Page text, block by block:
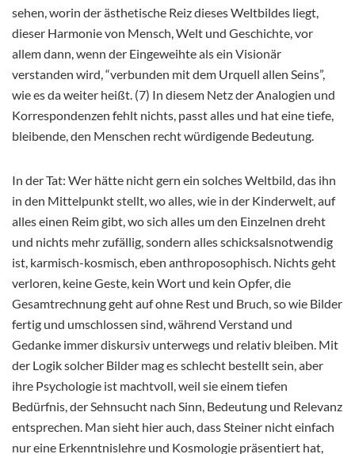
sehen, worin der ästhetische Reiz dieses Weltbildes liegt,
dieser Harmonie von Mensch, Welt und Geschichte, vor
allem dann, wenn der Eingeweihte als ein Visionär
verstanden wird, “verbunden mit dem Urquell allen Seins”,
wie es da weiter heißt. (7) In diesem Netz der Analogien und
Korrespondenzen fehlt nichts, passt alles und hat eine tiefe,
bleibende, den Menschen recht würdigende Bedeutung.
In der Tat: Wer hätte nicht gern ein solches Weltbild, das ihn
in den Mittelpunkt stellt, wo alles, wie in der Kinderwelt, auf
alles einen Reim gibt, wo sich alles um den Einzelnen dreht
und nichts mehr zufällig, sondern alles schicksalsnotwendig
ist, karmisch-kosmisch, eben anthroposophisch. Nichts geht
verloren, keine Geste, kein Wort und kein Opfer, die
Gesamtrechnung geht auf ohne Rest und Bruch, so wie Bilder
fertig und umschlossen sind, während Verstand und
Gedanke immer diskursiv unterwegs und relativ bleiben. Mit
der Logik solcher Bilder mag es schlecht bestellt sein, aber
ihre Psychologie ist machtvoll, weil sie einem tiefen
Bedürfnis, der Sehnsucht nach Sinn, Bedeutung und Relevanz
entsprechen. Man sieht hier auch, dass Steiner nicht einfach
nur eine Erkenntnislehre und Kosmologie präsentiert hat,